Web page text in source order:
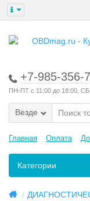
+7-985-356-
ПН-ПТ с 11:00 до 18:00, СБ
Везде
Главная Оплата
Категории